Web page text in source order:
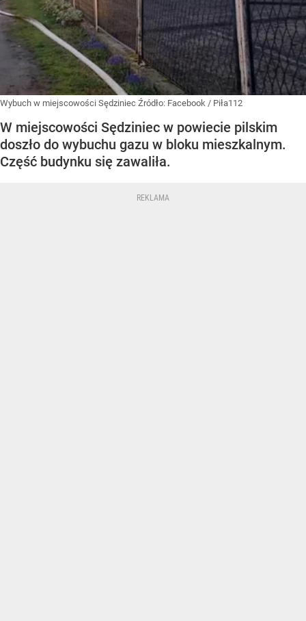
Wybuch w miejscowości Sędziniec Źródło: Facebook / Piła112
W miejscowości Sędziniec w powiecie pilskim
doszło do wybuchu gazu w bloku mieszkalnym.
Część budynku się zawaliła.